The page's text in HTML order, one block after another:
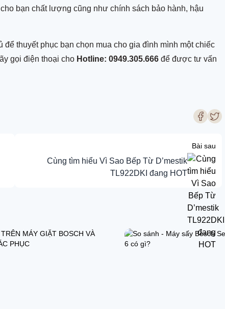
bạn chất lượng cũng như chính sách bảo hành, hậu
thuyết phục bạn chọn mua cho gia đình mình một chiếc
gọi điện thoại cho Hotline: 0949.305.666 để được tư vấn
Bài sau
Cùng tìm hiểu Vì Sao Bếp Từ D’mestik
TL922DKI đang HOT